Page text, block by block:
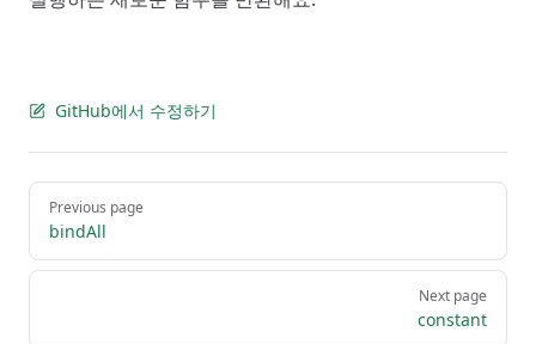
GitHub에서 수정하기
Pager
Previous page
bindAll
Next page
constant